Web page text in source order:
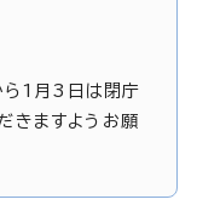
1月3日は閉庁
きますようお願